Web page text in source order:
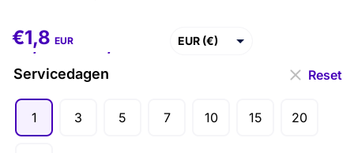
€1,8 –€ EUR (€)
Servicedagen
1 3 5 7 10 15 20
Reset
€1,8 EUR